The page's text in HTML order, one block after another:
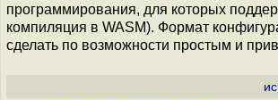
программирования, для которых
компиляция в WASM). Формат
сделать по возможности простым и